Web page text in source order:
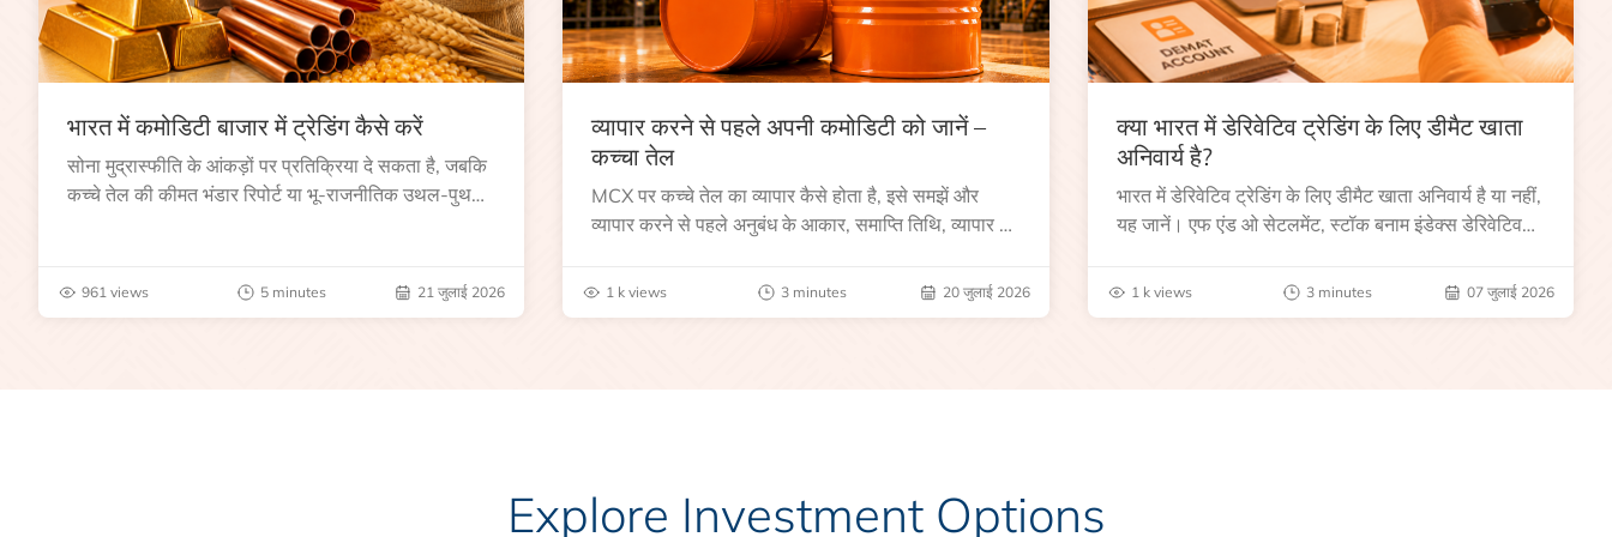
भारत में कमोडिटी बाजार में ट्रेडिंग कैसे करें
सोना मुद्रास्फीति के आंकड़ों पर प्रतिक्रिया दे सकता है, जबकि
कच्चे तेल की कीमत भंडार रिपोर्ट या भू-राजनीतिक उथल-पुथल
961 views 5 minutes 21 जुलाई 2026
व्यापार करने से पहले अपनी कमोडिटी को जानें –
कच्चा तेल
MCX पर कच्चे तेल का व्यापार कैसे होता है, इसे समझें और
व्यापार करने से पहले अनुबंध के आकार, समाप्ति तिथि, व्यापार के
जानें।1 k views 3 minutes 20 जुलाई 2026
क्या भारत में डेरिवेटिव ट्रेडिंग के लिए डीमैट खाता
अनिवार्य है?
भारत में डेरिवेटिव ट्रेडिंग के लिए डीमैट खाता अनिवार्य है या नहीं,
यह जानें। एफ एंड ओ सेटलमेंट, स्टॉक बनाम इंडेक्स डेरिवेटिव
1 k views 3 minutes 07 जुलाई 2026
Explore Investment Options